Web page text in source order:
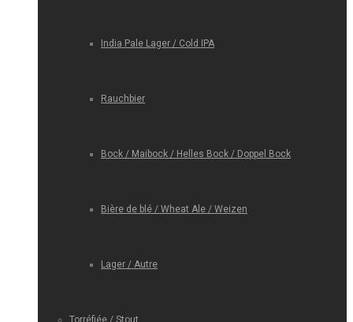
India Pale Lager / Cold IPA
Rauchbier
Bock / Maibock / Helles Bock / Doppel Bock
Bière de blé / Wheat Ale / Weizen
Lager / Autre
Torréfiée / Stout